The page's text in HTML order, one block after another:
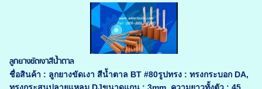
ลูกยางขัดเงาสีน้ำตาล
ชื่อสินค้า : ลูกยางขัดเงา สีน้ำตาล BT #80รูปทรง : ทรงกระบอก DA,